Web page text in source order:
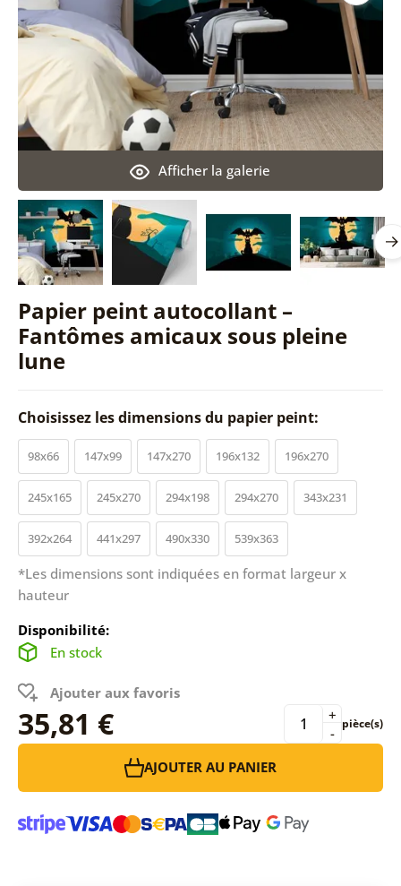
Papier peint autocollant –
Fantômes amicaux sous pleine
lune
Afficher la galerie
Choisissez les dimensions du papier peint:
98x66 147x99 147x270 196x132 196x270
245x165 245x270 294x198 294x270 343x231
392x264 441x297 490x330 539x363
*Les dimensions sont indiquées en format largeur x
hauteur
Disponibilité:
En stock
Ajouter aux favoris
35,81 € -
+ pièce(s)
AJOUTER AU PANIER